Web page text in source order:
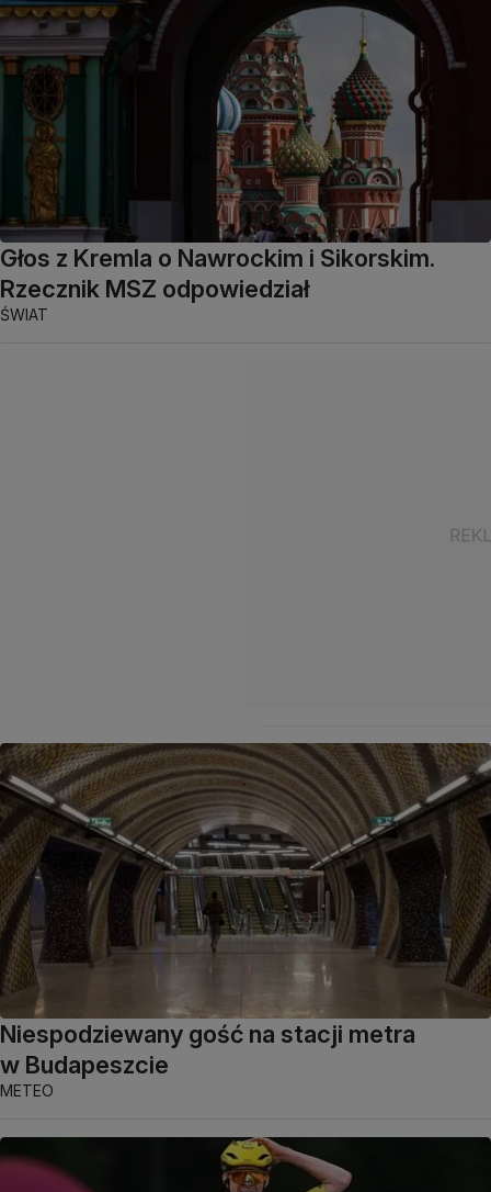
Głos z Kremla o Nawrockim i Sikorskim.
Rzecznik MSZ odpowiedział
ŚWIAT
Niespodziewany gość na stacji metra
w Budapeszcie
METEO